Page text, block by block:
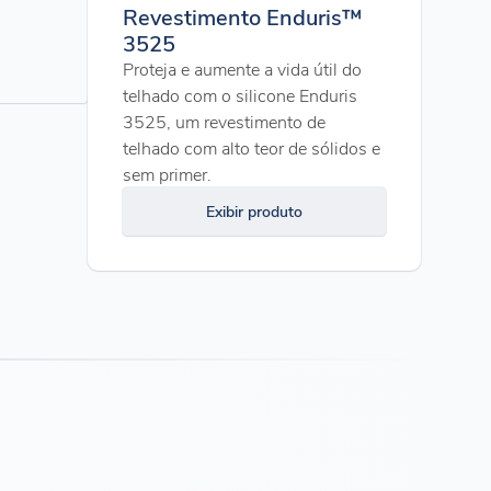
Revestimento Enduris™
3525
Proteja e aumente a vida útil do
telhado com o silicone Enduris
3525, um revestimento de
telhado com alto teor de sólidos e
sem primer.
Exibir produto